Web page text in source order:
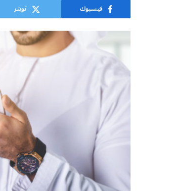
فيسبوك تويتر